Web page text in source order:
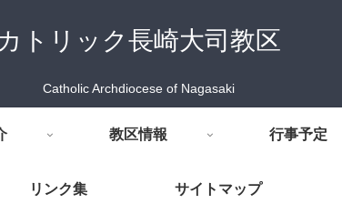
カトリック長崎大司教区
Catholic Archdiocese of Nagasaki
教区情報 行事予定
リンク集 サイトマップ